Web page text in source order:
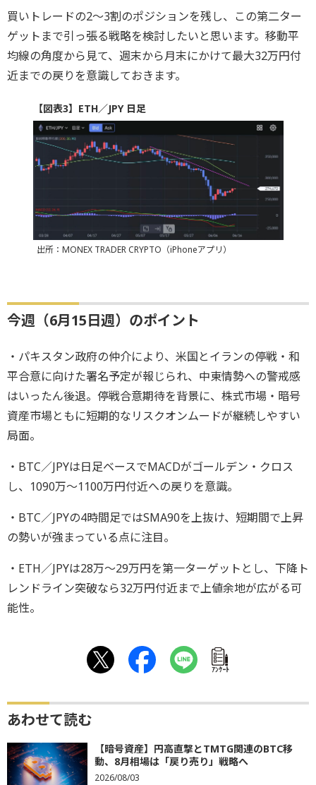
買いトレードの2～3割のポジションを残し、この第二ター
ゲットまで引っ張る戦略を検討したいと思います。移動平
均線の角度から見て、週末から月末にかけて最大32万円付
近までの戻りを意識しておきます。
【図表3】ETH／JPY 日足
出所：MONEX TRADER CRYPTO（iPhoneアプリ）
今週（6月15日週）のポイント
・パキスタン政府の仲介により、米国とイランの停戦・和
平合意に向けた署名予定が報じられ、中東情勢への警戒感
はいったん後退。停戦合意期待を背景に、株式市場・暗号
資産市場ともに短期的なリスクオンムードが継続しやすい
局面。
・BTC／JPYは日足ベースでMACDがゴールデン・クロス
し、1090万～1100万円付近への戻りを意識。
・BTC／JPYの4時間足ではSMA90を上抜け、短期間で上昇
の勢いが強まっている点に注目。
・ETH／JPYは28万～29万円を第一ターゲットとし、下降ト
レンドライン突破なら32万円付近まで上値余地が広がる可
能性。
ｱﾝｹｰﾄ
あわせて読む
【暗号資産】円高直撃とTMTG関連のBTC移
動、8月相場は「戻り売り」戦略へ
2026/08/03